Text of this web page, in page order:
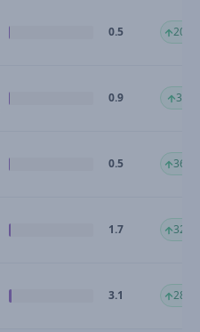
0.5
0.9
0.5
1.7
3.1